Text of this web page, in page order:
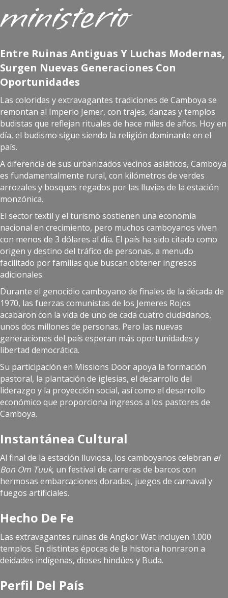
ministerio
Entre Ruinas Antiguas Y Luchas Modernas,
Surgen Nuevas Generaciones Con
Oportunidades
Las coloridas y extravagantes tradiciones de Camboya se
remontan al Imperio Jemer, con trajes, danzas y templos
budistas que reflejan rituales de hace miles de años. Hoy en
día, el budismo sigue siendo la religión dominante en el
país.
A diferencia de sus urbanizados vecinos asiáticos, Camboya
es fundamentalmente rural, con kilómetros de verdes
arrozales y bosques regados por las lluvias de la estación
monzónica.
El sector textil y el turismo sostienen una economía
nacional en crecimiento, pero muchos camboyanos viven
con menos de 3 dólares al día. El país ha sido citado como
origen y destino del tráfico de personas, a menudo
facilitado por familias que buscan obtener ingresos
adicionales.
Durante el genocidio camboyano de finales de la década de
1970, las fuerzas comunistas de los Jemeres Rojos
acabaron con la vida de uno de cada cuatro ciudadanos,
unos dos millones de personas. Pero las nuevas
generaciones del país esperan más oportunidades y
libertad democrática.
Su participación en Missions Door apoya la formación
pastoral, la plantación de iglesias, el desarrollo del
liderazgo y la proyección social, así como el desarrollo
económico que proporciona ingresos a los pastores de
Camboya.
Instantánea Cultural
Al final de la estación lluviosa, los camboyanos celebran el
Bon Om Tuuk, un festival de carreras de barcos con
hermosas embarcaciones doradas, juegos de carnaval y
fuegos artificiales.
Hecho De Fe
Las extravagantes ruinas de Angkor Wat incluyen 1.000
templos. En distintas épocas de la historia honraron a
deidades indígenas, dioses hindúes y Buda.
Perfil Del País